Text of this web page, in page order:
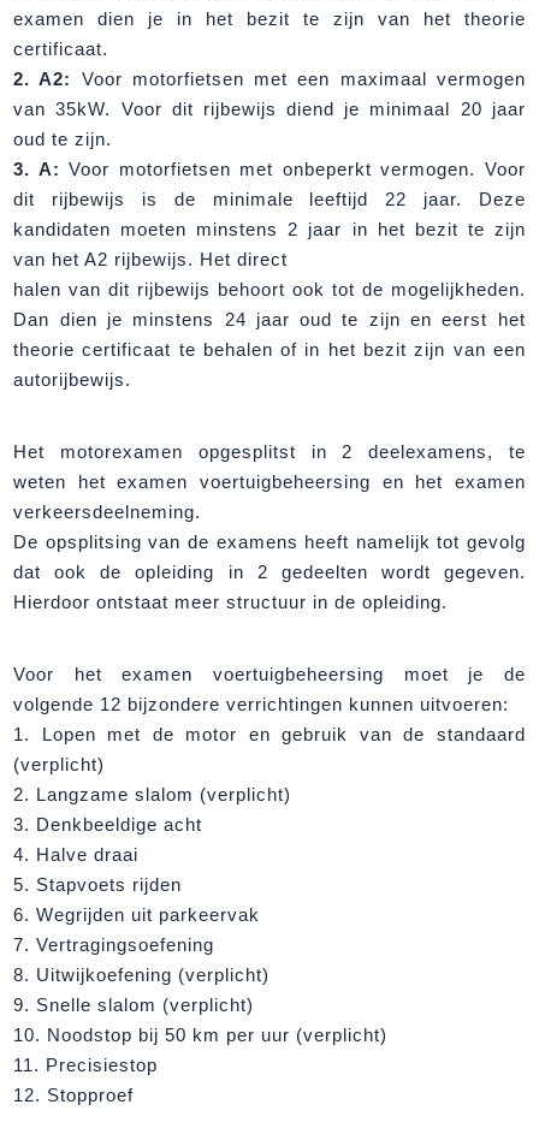
examen dien je in het bezit te zijn van het theorie
certificaat.
2. A2:
Voor motorfietsen met een maximaal vermogen
van 35kW. Voor dit rijbewijs diend je minimaal 20 jaar
oud te zijn.
3. A: Voor motorfietsen met onbeperkt vermogen. Voor
dit rijbewijs is de minimale leeftijd 22 jaar. Deze
kandidaten moeten minstens 2 jaar in het bezit te zijn
van het A2 rijbewijs. Het direct
halen van dit rijbewijs behoort ook tot de mogelijkheden.
Dan dien je minstens 24 jaar oud te zijn en eerst het
theorie certificaat te behalen of in het bezit zijn van een
autorijbewijs.
Het motorexamen opgesplitst in 2 deelexamens, te
weten het examen voertuigbeheersing en het examen
verkeersdeelneming.
De opsplitsing van de examens heeft namelijk tot gevolg
dat ook de opleiding in 2 gedeelten wordt gegeven.
Hierdoor ontstaat meer structuur in de opleiding.
Voor het examen voertuigbeheersing moet je de
volgende 12 bijzondere verrichtingen kunnen uitvoeren:
1. Lopen met de motor en gebruik van de standaard
(verplicht)
2. Langzame slalom (verplicht)
3. Denkbeeldige acht
4. Halve draai
5. Stapvoets rijden
6. Wegrijden uit parkeervak
7. Vertragingsoefening
8. Uitwijkoefening (verplicht)
9. Snelle slalom (verplicht)
10. Noodstop bij 50 km per uur (verplicht)
11. Precisiestop
12. Stopproef